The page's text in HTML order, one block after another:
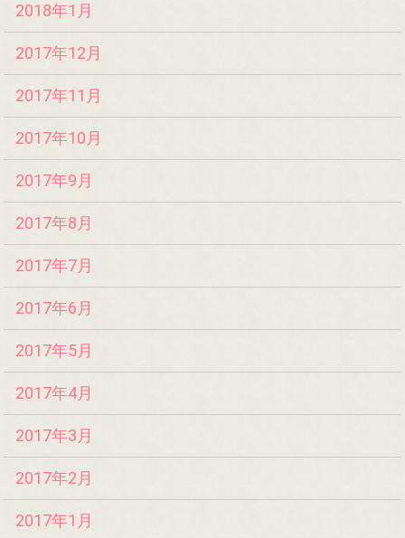
2018年1月
2017年12月
2017年11月
2017年10月
2017年9月
2017年8月
2017年7月
2017年6月
2017年5月
2017年4月
2017年3月
2017年2月
2017年1月